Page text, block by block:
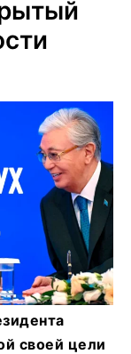
своей цели